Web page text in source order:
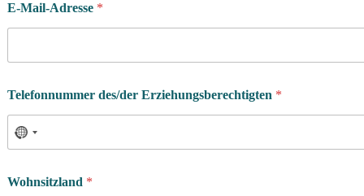
E-Mail-Adresse *
Telefonnummer des/der Erziehungsberechtigten *
Wohnsitzland *